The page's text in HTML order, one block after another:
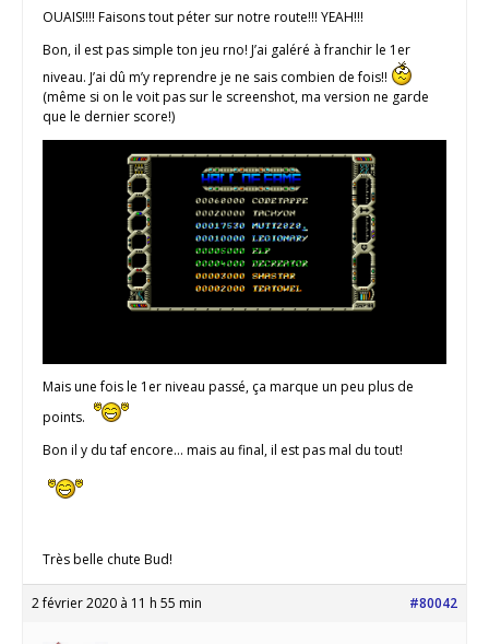
OUAIS!!!! Faisons tout péter sur notre route!!! YEAH!!!
Bon, il est pas simple ton jeu rno! J’ai galéré à franchir le 1er
niveau. J’ai dû m’y reprendre je ne sais combien de fois!!
(même si on le voit pas sur le screenshot, ma version ne garde
que le dernier score!)
Mais une fois le 1er niveau passé, ça marque un peu plus de
points.
Bon il y du taf encore… mais au final, il est pas mal du tout!
Très belle chute Bud!
2 février 2020 à 11 h 55 min #80042